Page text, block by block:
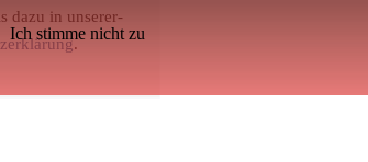
dazu in unserer-
.
Ich stimme nicht zu